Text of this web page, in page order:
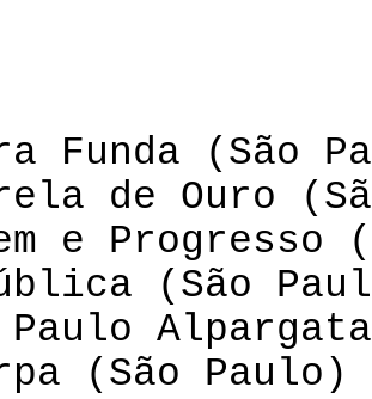
Funda (São
de Ouro
e Progresso
(São
Paulo
(São Paulo)